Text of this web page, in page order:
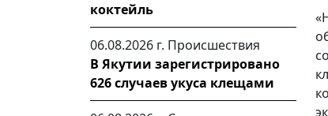
коктейль
06.08.2026 г. Происшествия
В Якутии зарегистрировано
626 случаев укуса клещами